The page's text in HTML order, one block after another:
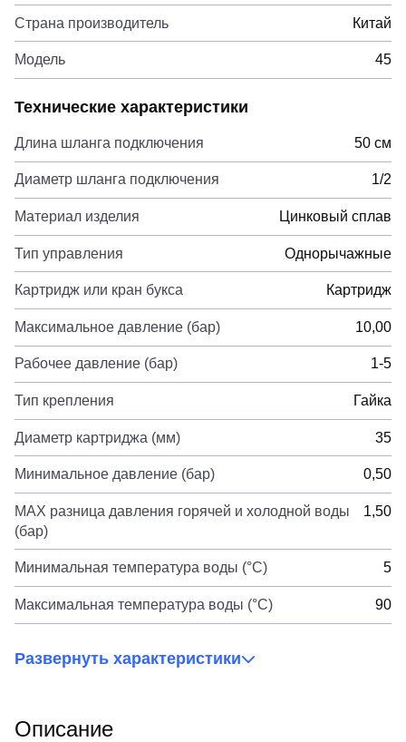
Страна производитель Китай
Модель 45
Технические характеристики
Длина шланга подключения 50 см
Диаметр шланга подключения 1/2
Материал изделия Цинковый сплав
Тип управления Однорычажные
Картридж или кран букса Картридж
Максимальное давление (бар) 10,00
Рабочее давление (бар) 1-5
Тип крепления Гайка
Диаметр картриджа (мм) 35
Минимальное давление (бар) 0,50
MAX разница давления горячей и холодной воды
(бар)
1,50
Минимальная температура воды (°C) 5
Максимальная температура воды (°C) 90
Развернуть характеристики
Описание